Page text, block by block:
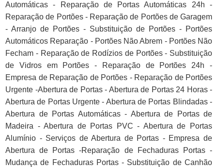
Automáticas - Reparação de Portas Automáticas 24h -
Reparação de Portões - Reparação de Portões de Garagem
- Arranjo de Portões - Substituição de Portões - Portões
Automáticos Reparação - Portões Não Abrem - Portões Não
Fecham - Reparação de Rodízios de Portões - Substituição
de Vidros em Portões - Reparação de Portões 24h -
Empresa de Reparação de Portões - Reparação de Portões
Urgente -Abertura de Portas - Abertura de Portas 24 Horas -
Abertura de Portas Urgente - Abertura de Portas Blindadas -
Abertura de Portas Automáticas - Abertura de Portas de
Madeira - Abertura de Portas PVC - Abertura de Portas
Alumínio - Serviços de Abertura de Portas - Empresa de
Abertura de Portas -Reparação de Fechaduras Portas -
Mudança de Fechaduras Portas - Substituição de Canhão